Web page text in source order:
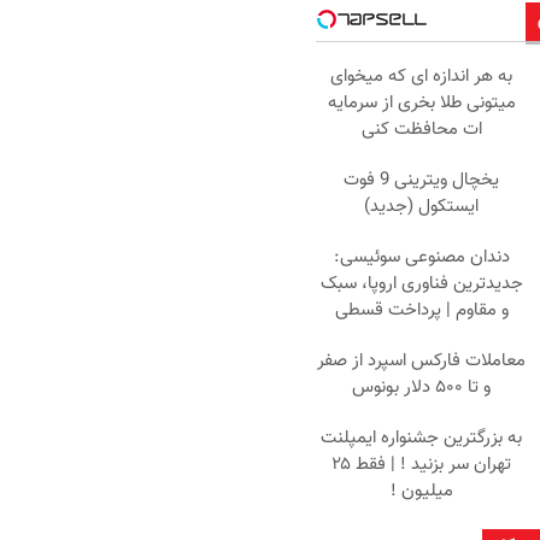
به هر اندازه ای که میخوای
میتونی طلا بخری از سرمایه
ات محافظت کنی
یخچال ویترینی 9 فوت
ایستکول (جدید)
دندان مصنوعی سوئیسی:
جدیدترین فناوری اروپا، سبک
و مقاوم | پرداخت قسطی
معاملات فارکس اسپرد از صفر
و تا ۵۰۰ دلار بونوس
به بزرگترین جشنواره ایمپلنت
تهران سر بزنید ! | فقط ۲۵
میلیون !